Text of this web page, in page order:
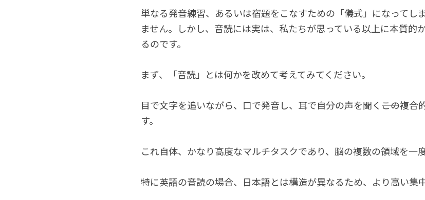
単なる発音練習、あるいは宿題をこなすための「儀式」になってし
ません。しかし、音読には実は、私たちが思っている以上に本質的
るのです。
まず、「音読」とは何かを改めて考えてみてください。
目で文字を追いながら、口で発音し、耳で自分の声を聞く――この複
す。
これ自体、かなり高度なマルチタスクであり、脳の複数の領域を一
特に英語の音読の場合、日本語とは構造が異なるため、より高い集